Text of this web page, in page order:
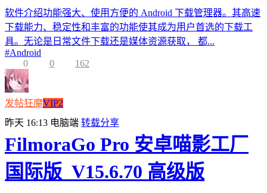
软件介绍功能强大、使用方便的 Android 下载管理器。其高速
下载能力、稳定性和丰富的功能使其成为用户首选的下载工
具。无论是日常文件下载还是媒体资源获取， 都...
#Android
0
0 162
发帖狂魔VIP2
昨天 16:13 电脑端 转载分享
FilmoraGo Pro 安卓喵影工厂
国际版_V15.6.70 高级版